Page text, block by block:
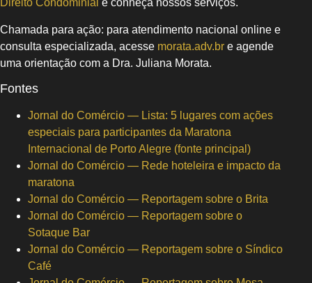
Direito Condominial e conheça nossos serviços.
Chamada para ação: para atendimento nacional online e
consulta especializada, acesse morata.adv.br e agende
uma orientação com a Dra. Juliana Morata.
Fontes
Jornal do Comércio — Lista: 5 lugares com ações
especiais para participantes da Maratona
Internacional de Porto Alegre (fonte principal)
Jornal do Comércio — Rede hoteleira e impacto da
maratona
Jornal do Comércio — Reportagem sobre o Brita
Jornal do Comércio — Reportagem sobre o
Sotaque Bar
Jornal do Comércio — Reportagem sobre o Síndico
Café